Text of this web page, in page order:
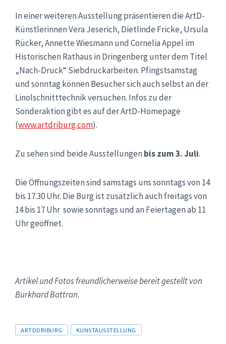
In einer weiteren Ausstellung präsentieren die ArtD-
Künstlerinnen Vera Jeserich, Dietlinde Fricke, Ursula
Rücker, Annette Wiesmann und Cornelia Appel im
Historischen Rathaus in Dringenberg unter dem Titel
„Nach-Druck“ Siebdruckarbeiten. Pfingstsamstag
und sonntag können Besucher sich auch selbst an der
Linolschnitttechnik versuchen. Infos zu der
Sonderaktion gibt es auf der ArtD-Homepage
(www.artdriburg.com).
Zu sehen sind beide Ausstellungenbis zum 3. Juli.
Die Öffnungszeiten sind samstags uns sonntags von 14
bis 17.30 Uhr. Die Burg ist zusätzlich auch freitags von
14 bis 17 Uhr sowie sonntags und an Feiertagen ab 11
Uhr geöffnet.
Artikel und Fotos freundlicherweise bereit gestellt von
Burkhard Battran.
Tags
ARTDDRIBURG KUNSTAUSSTELLUNG